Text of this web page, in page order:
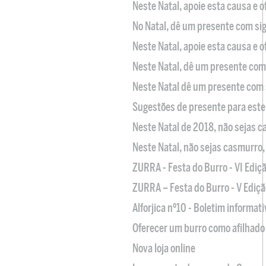
Neste Natal, apoie esta causa e
No Natal, dê um presente com
Neste Natal, apoie esta causa e
Neste Natal, dê um presente
Neste Natal dê um presente
Sugestões de presente para este
Neste Natal de 2018, não sejas
Neste Natal, não sejas
ZURRA - Festa do Burro - VI
ZURRA – Festa do Burro - V
Alforjica nº10 - Boletim
Oferecer um burro como
Nova loja online